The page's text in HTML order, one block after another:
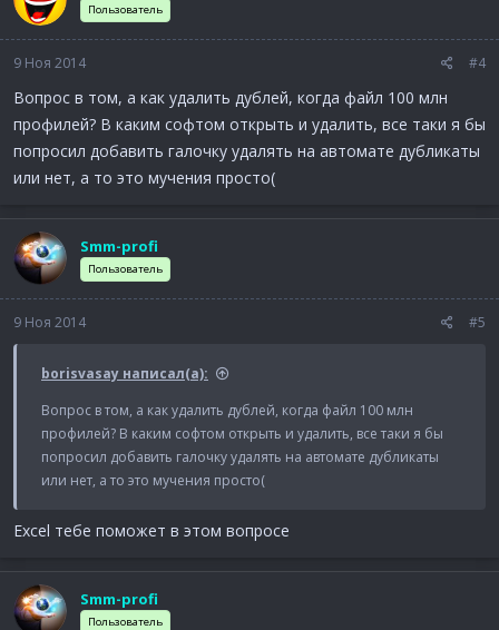
Пользователь
9 Ноя 2014 #4
Вопрос в том, а как удалить дублей, когда файл 100 млн
профилей? В каким софтом открыть и удалить, все таки я бы
попросил добавить галочку удалять на автомате дубликаты
или нет, а то это мучения просто(
Smm-profi
Пользователь
9 Ноя 2014 #5
borisvasay написал(а):
Вопрос в том, а как удалить дублей, когда файл 100 млн
профилей? В каким софтом открыть и удалить, все таки я бы
попросил добавить галочку удалять на автомате дубликаты
или нет, а то это мучения просто(
Excel тебе поможет в этом вопросе
Smm-profi
Пользователь